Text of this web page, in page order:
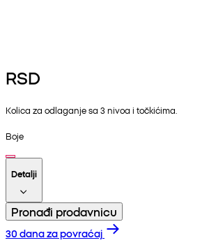
RSD
Kolica za odlaganje sa 3 nivoa i točkićima.
Boje
Detalji
Pronađi prodavnicu
30 dana za povraćaj